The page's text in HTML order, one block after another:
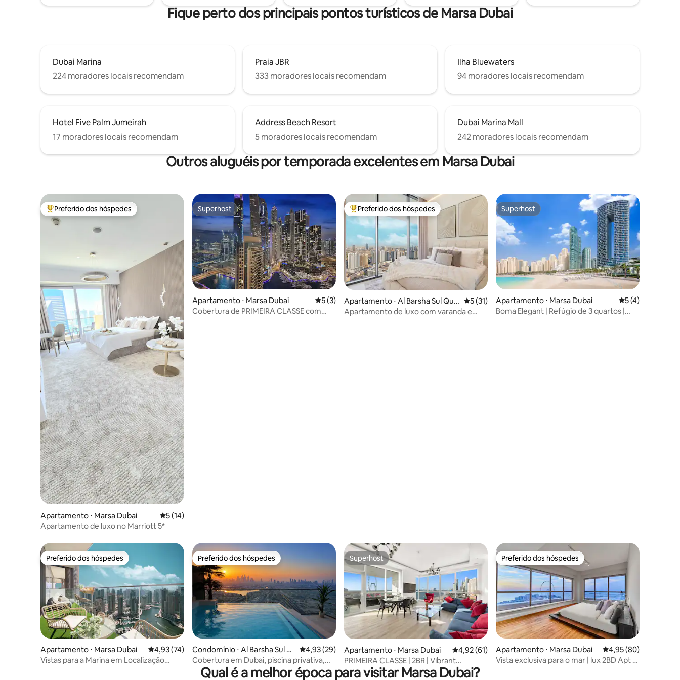
equipada e self check-in 24 horas Um
refúgio de 5 estrelas, sem complicações.
Marina Walk, de restaurantes, cafés e da
praia.
Fique perto dos principais pontos turísticos de Marsa Dubai
Dubai Marina
224 moradores locais recomendam
Praia JBR
333 moradores locais recomendam
Ilha Bluewaters
94 moradores locais recomendam
Hotel Five Palm Jumeirah
17 moradores locais recomendam
Address Beach Resort
5 moradores locais recomendam
Dubai Marina Mall
242 moradores locais recomendam
Outros aluguéis por temporada excelentes em Marsa Dubai
Entre os melhores preferidos dos hóspedes
Preferido dos hóspedes
Apartamento ⋅ Marsa Dubai 5 de uma avaliação média de 5, 14 avaliações
5 (14)
Apartamento de luxo no Marriott 5*
Superhost
Superhost
Apartamento ⋅ Marsa Dubai 5 de uma avaliação média de 5, 3 avaliações
5 (3)
Cobertura de PRIMEIRA CLASSE com
Entre os melhores preferidos dos hóspedes
Preferido dos hóspedes
Apartamento ⋅ Al Barsha Sul Qua
rto
5 de uma avaliação média de 5, 31 avaliações
5 (31)
Apartamento de luxo com varanda e
Superhost
Superhost
Apartamento ⋅ Marsa Dubai 5 de uma
5 (4)
Boma Elegant | Refúgio de 3 quartos |
Preferido dos hóspedes
Preferido dos hóspedes
Apartamento ⋅ Marsa Dubai 4,93 de uma avaliação média de 5, 74 avaliações
4,93 (74)
Vistas para a Marina em Localização
Preferido dos hóspedes
Preferido dos hóspedes
Condomínio ⋅ Al Barsha Sul Q
uarto
4,93 de uma avaliação média de 5, 29 avaliações
4,93 (29)
Cobertura em Dubai, piscina privativa,
ideal para famílias, 2 quartos
Superhost
Superhost
Apartamento ⋅ Marsa Dubai 4,92 de uma avaliação média de 5, 61 avaliações
4,92 (61)
PRIMEIRA CLASSE | 2BR | Vibrant
Waterfront District
Preferido dos hóspedes
Preferido dos hóspedes
Apartamento ⋅ Marsa Dubai 4,95 de uma
4,95 (80)
Vista exclusiva para o mar | lux 2BD Apt |
Qual é a melhor época para visitar Marsa Dubai?